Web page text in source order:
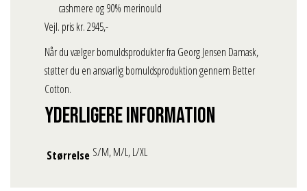
cashmere og 90% merinould
Vejl. pris kr. 2945,-
Når du vælger bomuldsprodukter fra Georg Jensen Damask,
støtter du en ansvarlig bomuldsproduktion gennem Better
Cotton.
Yderligere information
Størrelse S/M, M/L, L/XL